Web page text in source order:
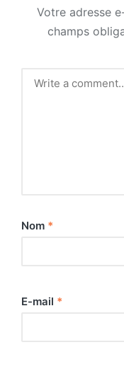
Votre adresse
champs
Nom *
E-mail *